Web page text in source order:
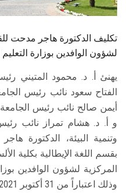
تكليف الدكتورة هاجر مدحت
لشؤون الوافدين بوزارة
يهنئ أ. د. محمود المتيني
الفتاح سعود نائب رئيس
أيمن صالح نائب رئيس
و أ. د. هشام تمراز نائب
وتنمية البيئة،
بقسم اللغة الإيطالية بكلية
المركزية لشؤون الوافدين
وذلك اعتباراً من 31 أكتوبر 2021.